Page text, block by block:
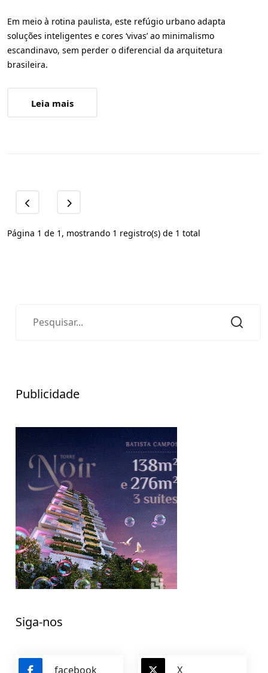
Em meio à rotina paulista, este refúgio urbano adapta
soluções inteligentes e cores ‘vivas’ ao minimalismo
escandinavo, sem perder o diferencial da arquitetura
brasileira.
Leia mais
Página 1 de 1, mostrando 1 registro(s) de 1 total
Publicidade
Siga-nos
facebook X